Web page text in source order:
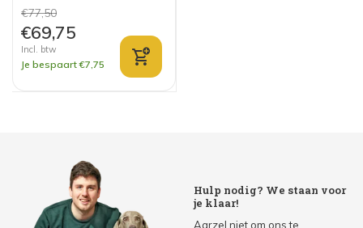
€77,50
€69,75
Incl. btw
Je bespaart €7,75
Hulp nodig? We staan voor
je klaar!
Aarzel niet om ons te